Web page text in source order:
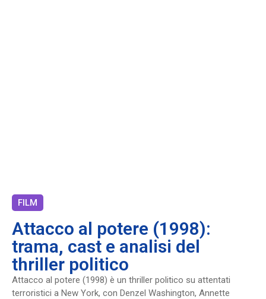
FILM
Attacco al potere (1998):
trama, cast e analisi del
thriller politico
Attacco al potere (1998) è un thriller politico su attentati
terroristici a New York, con Denzel Washington, Annette